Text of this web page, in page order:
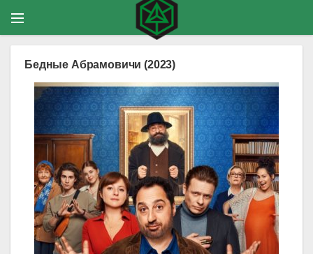
Бедные Абрамовичи (2023)